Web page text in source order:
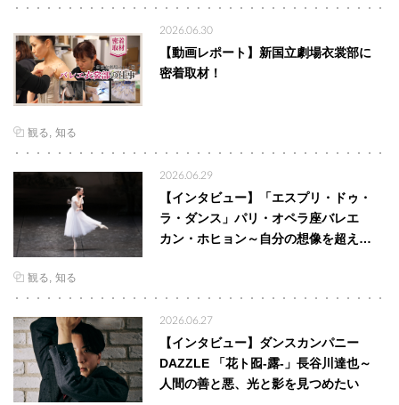
2026.06.30
【動画レポート】新国立劇場衣裳部に
密着取材！
観る 知る
2026.06.29
【インタビュー】「エスプリ・ドゥ・
ラ・ダンス」パリ・オペラ座バレエ
カン・ホヒョン～自分の想像を超え…
観る 知る
2026.06.27
【インタビュー】ダンスカンパニー
DAZZLE 「花ト囮-露-」長谷川達也～
人間の善と悪、光と影を見つめたい